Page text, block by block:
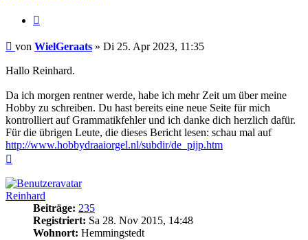
Beitrag
von WielGeraats » Di 25. Apr 2023, 11:35
Hallo Reinhard.
Da ich morgen rentner werde, habe ich mehr Zeit um über meine
Hobby zu schreiben. Du hast bereits eine neue Seite für mich
kontrolliert auf Grammatikfehler und ich danke dich herzlich dafür.
Für die übrigen Leute, die dieses Bericht lesen: schau mal auf
http://www.hobbydraaiorgel.nl/subdir/de_pijp.htm
Reinhard
Beiträge: 235
Registriert: Sa 28. Nov 2015, 14:48
Wohnort: Hemmingstedt